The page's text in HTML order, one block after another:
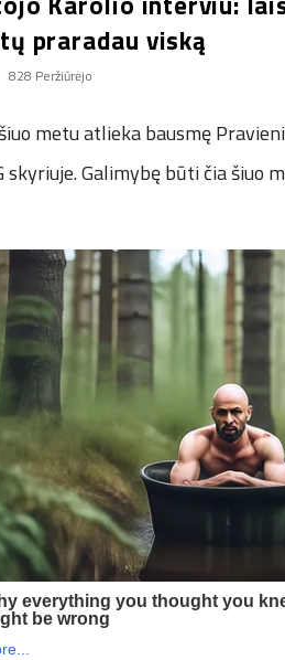
praradau viską
828 Peržiūrėjo
metu atlieka bausmę
skyriuje. Galimybę būti čia šiuo